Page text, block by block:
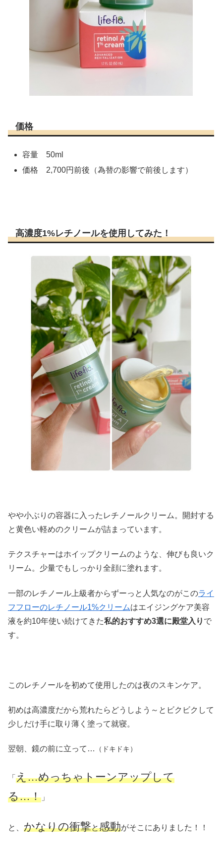
価格
容量 50ml
価格 2,700円前後（為替の影響で前後します）
高濃度1%レチノールを使用してみた！
やや小ぶりの容器に入ったレチノールクリーム。開封する
と黄色い軽めのクリームが詰まっています。
テクスチャーはホイップクリームのような、伸びも良いク
リーム。少量でもしっかり全顔に塗れます。
一部のレチノール上級者からずーっと人気なのがこのライ
フフローのレチノール1%クリームはエイジングケア美容
液を約10年使い続けてきた私的おすすめ3選に殿堂入り で
す。
このレチノールを初めて使用したのは夜のスキンケア。
初めは高濃度だから荒れたらどうしよう～とビクビクして
少しだけ手に取り薄く塗って就寝。
翌朝、鏡の前に立って… （ドキドキ）
「 え…めっちゃトーンアップして
る…！ 」
と、 かなりの衝撃と感動がそこにありました！！